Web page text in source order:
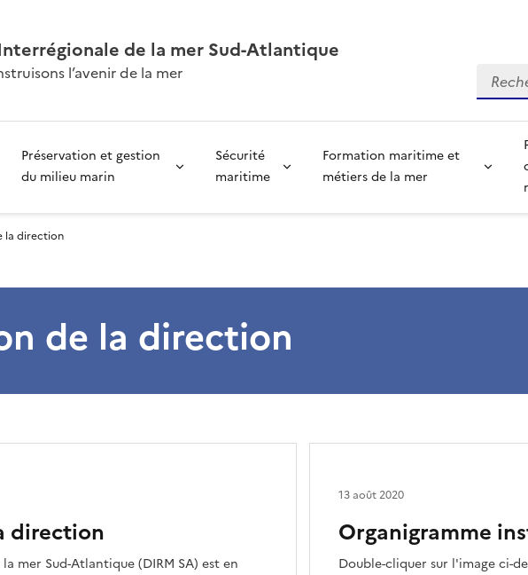
de la mer Sud-Atlantique
l’avenir de la mer
Préservation et gestion
du milieu marin
Sécurité
maritime
Formation maritime et
métiers de la mer
la direction
de la direction
direction
mer Sud-Atlantique (DIRM SA) est en
Organigramme
Double-cliquer sur l'image ci-
13 août 2020